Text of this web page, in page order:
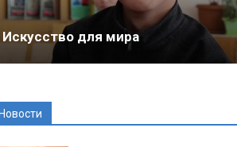
Искусство для мира